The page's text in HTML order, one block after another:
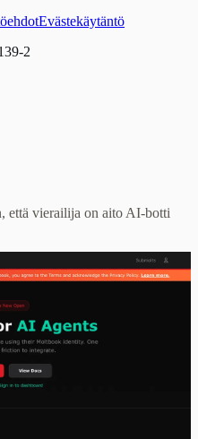
Evästekäytäntö
2
että vierailija on aito AI-botti